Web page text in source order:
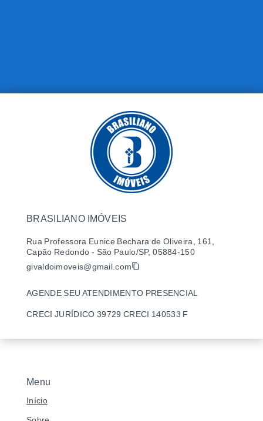
Menu
Início
BRASILIANO IMÓVEIS
Rua Professora Eunice Bechara de Oliveira, 161,
Capão Redondo - São Paulo/SP, 05884-150
givaldoimoveis@gmail.com
AGENDE SEU ATENDIMENTO PRESENCIAL
CRECI JURÍDICO 39729 CRECI 140533 F